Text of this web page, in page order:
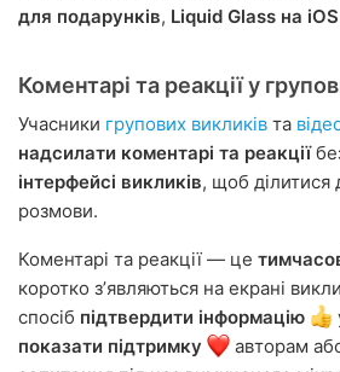
для подарунків, Liquid Glass на iOS
Коментарі та реакції у
Учасники групових викликів та
надсилати коментарі та реакції
інтерфейсі викликів, щоб ділитися
розмови.
Коментарі та реакції — це
коротко зʼявляються на екрані
спосіб підтвердити інформацію
показати підтримку
авторам